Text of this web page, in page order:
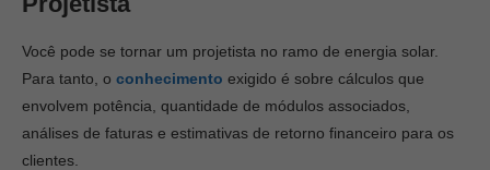
Você pode se tornar um projetista no ramo de energia solar.
Para tanto, o conhecimento exigido é sobre cálculos que
envolvem potência, quantidade de módulos associados,
análises de faturas e estimativas de retorno financeiro para os
clientes.